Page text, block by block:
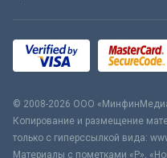
© 2008-2026 ООО
Копирование и размещение
только с гиперссылкой вида:
Материалы с пометками «Р»,